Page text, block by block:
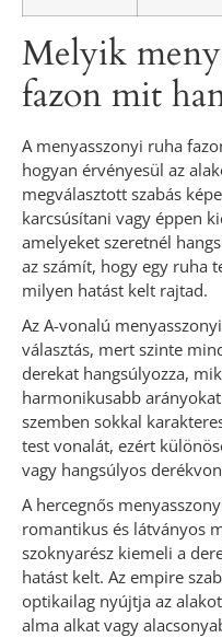
Melyik
fazon mit
A menyasszonyi ruha
hogyan érvényesül az
megválasztott szabás
karcsúsítani vagy éppen
amelyeket szeretnél
az számít, hogy egy ruha
milyen hatást kelt rajtad.
Az A-vonalú
választás, mert szinte
derekat hangsúlyozza,
harmonikusabb
szemben sokkal
test vonalát, ezért
vagy hangsúlyos
A hercegnős
romantikus és látványos
szoknyarész kiemeli a
hatást kelt. Az empire
optikailag nyújtja az
alma alkat vagy